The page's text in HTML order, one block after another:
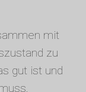
mit
zu
gut ist und